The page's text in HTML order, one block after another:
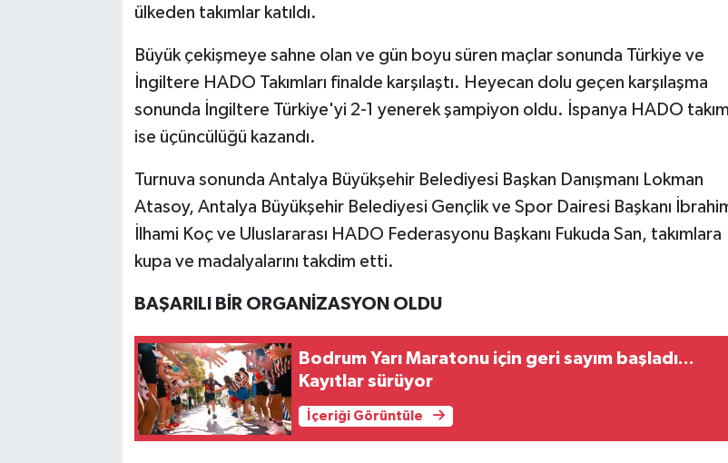
ülkeden takımlar katıldı.
Büyük çekişmeye sahne olan ve gün boyu süren maçlar sonunda Türkiye ve
İngiltere HADO Takımları finalde karşılaştı. Heyecan dolu geçen karşılaşma
sonunda İngiltere Türkiye'yi 2-1 yenerek şampiyon oldu. İspanya HADO
ise üçüncülüğü kazandı.
Turnuva sonunda Antalya Büyükşehir Belediyesi Başkan Danışmanı Lokman
Atasoy, Antalya Büyükşehir Belediyesi Gençlik ve Spor Dairesi Başkanı
İlhami Koç ve Uluslararası HADO Federasyonu Başkanı Fukuda San, takımlara
kupa ve madalyalarını takdim etti.
BAŞARILI BİR ORGANİZASYON OLDU
Bodrum Yarı Maratonu için geri sayım başladı...
Kayıtlar sürüyor
İçeriği Görüntüle